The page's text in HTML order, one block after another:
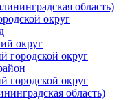
область)
округ
округ
городской округ
городской округ
область)